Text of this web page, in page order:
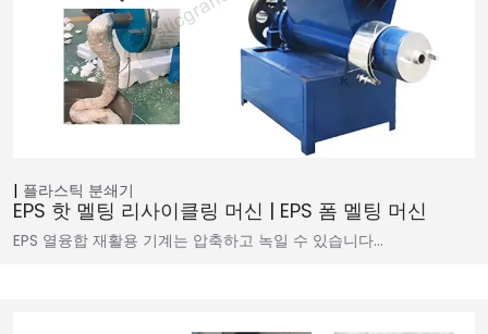
플라스틱 분쇄기
EPS 핫 멜팅 리사이클링 머신 | EPS 폼 멜팅 머신
EPS 열융합 재활용 기계는 압축하고 녹일 수 있습니다…